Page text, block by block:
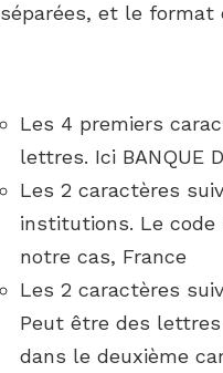
séparées, et le format
Les 4 premiers
lettres. Ici BANQUE
Les 2 caractères
institutions. Le code
notre cas, France
Les 2 caractères
Peut être des
dans le deuxième